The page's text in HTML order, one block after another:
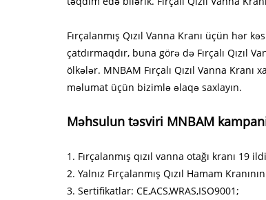
Fırçalanmış Qızıl Vanna Kranı üçün
çatdırmaqdır, buna görə də Fırçalı Qızıl
ölkələr. MNBAM Fırçalı Qızıl Vanna
məlumat üçün bizimlə əlaqə saxlayın.
Məhsulun təsviri MNBAM
1. Fırçalanmış qızıl vanna otağı kranı
2. Yalnız Fırçalanmış Qızıl Hamam
3. Sertifikatlar: CE,ACS,WRAS,ISO9001;